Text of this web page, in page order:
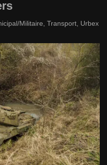
Militaire Transport Urbex